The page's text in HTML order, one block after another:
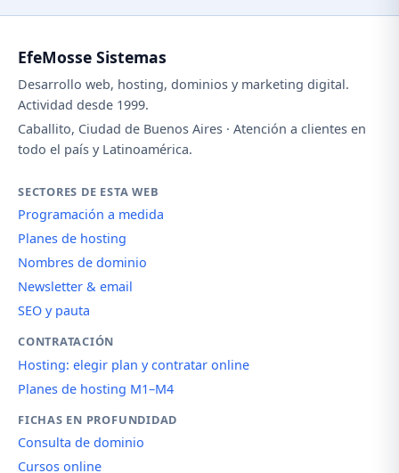
EfeMosse Sistemas
Desarrollo web, hosting, dominios y marketing digital.
Actividad desde 1999.
Caballito, Ciudad de Buenos Aires · Atención a clientes en
todo el país y Latinoamérica.
SECTORES DE ESTA WEB
Programación a medida
Planes de hosting
Nombres de dominio
Newsletter & email
SEO y pauta
CONTRATACIÓN
Hosting: elegir plan y contratar online
Planes de hosting M1–M4
FICHAS EN PROFUNDIDAD
Consulta de dominio
Cursos online